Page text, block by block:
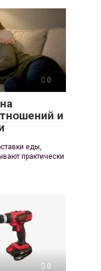
0
и
еды,
практически
0